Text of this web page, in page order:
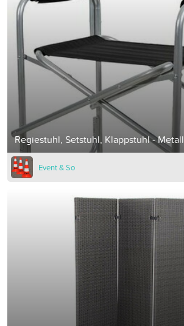
Regiestuhl, Setstuhl, Klappstuhl - Metall
Event & So